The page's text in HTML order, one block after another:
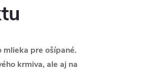
mlieka pre ošípané.
krmiva, ale aj na